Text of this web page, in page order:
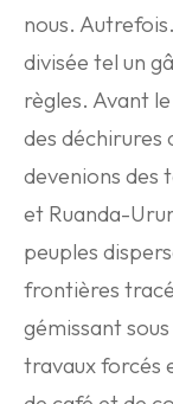
nous.
divisée tel un
règles. Avant
des déchirures
devenions des
et Ruanda-
peuples
frontières
gémissant
travaux forcés